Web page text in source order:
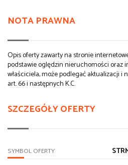
NOTA PRAWNA
Opis oferty zawarty na stronie
podstawie oględzin nieruchomości oraz
właściciela, może podlegać aktualizacji i
art. 66 i następnych K.C.
SZCZEGÓŁY OFERTY
SYMBOL OFERTY